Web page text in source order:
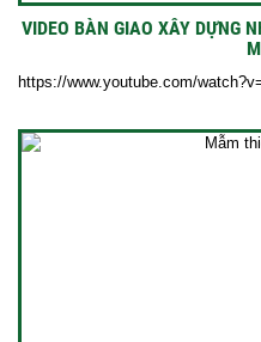
VIDEO BÀN GIAO XÂY DỰNG
https://www.youtube.com/